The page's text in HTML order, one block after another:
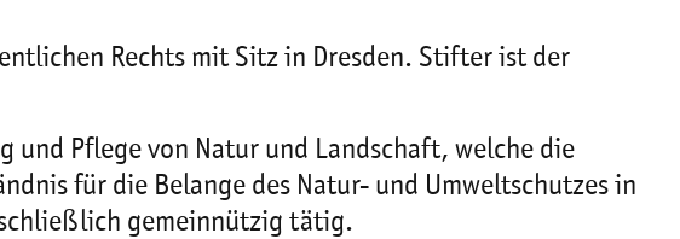
Rechts mit Sitz in Dresden. Stifter ist der
Pflege von Natur und Landschaft, welche die
für die Belange des Natur- und Umweltschutzes in
gemeinnützig tätig.